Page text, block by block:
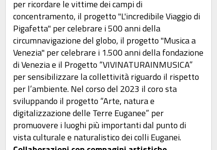
per ricordare le vittime dei campi di
concentramento, il progetto "L'incredibile Viaggio di
Pigafetta" per celebrare i 500 anni della
circumnavigazione del globo, il progetto "Musica a
Venezia" per celebrare i 1.500 anni della fondazione
di Venezia e il Progetto “VIVINATURAINMUSICA”
per sensibilizzare la collettività riguardo il rispetto
per l’ambiente. Nel corso del 2023 il coro sta
sviluppando il progetto “Arte, natura e
digitalizzazione delle Terre Euganee” per
promuovere i luoghi più importanti dal punto di
vista culturale e naturalistico dei colli Euganei.